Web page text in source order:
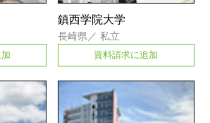
鎮西学院大学
長崎県 ／私立
資料請求に追加